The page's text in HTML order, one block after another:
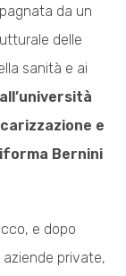
da un
delle
sanità e ai
e
Bernini
e dopo
private,